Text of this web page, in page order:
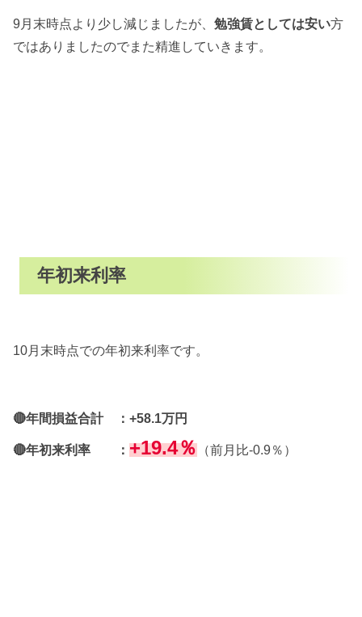
9月末時点より少し減じましたが、 勉強賃としては安い方
ではありましたのでまた精進していきます。
年初来利率
10月末時点での年初来利率です。
🔴年間損益合計 ：+58.1万円
🔴年初来利率 ： +19.4％ （前月比-0.9％）